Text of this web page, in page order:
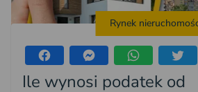
Rynek
Ile wynosi podatek od